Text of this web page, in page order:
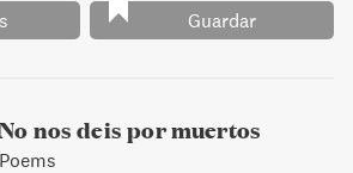
Guardar
No nos deis por muertos
Poems